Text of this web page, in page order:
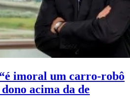
imoral um carro-robô
acima da de